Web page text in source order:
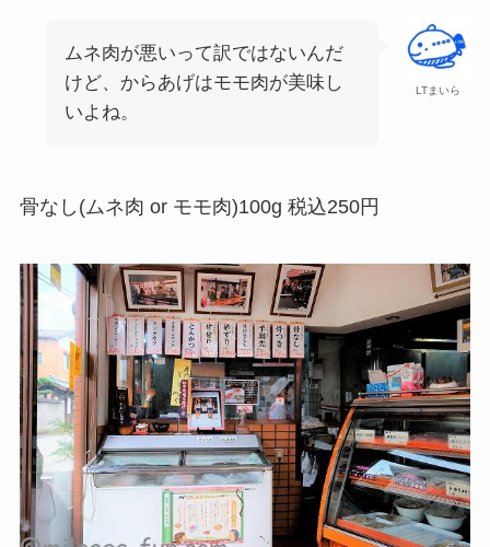
LTまいら
ムネ肉が悪いって訳ではないんだ
けど、からあげはモモ肉が美味し
いよね。
骨なし(ムネ肉 or モモ肉)100g 税込250円